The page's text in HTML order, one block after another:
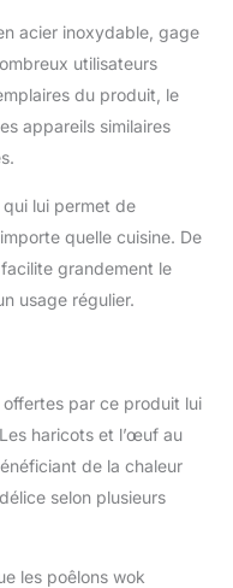
sur les poêles
de cuisson,
cuisson
: grill de table 5
pour 4 7910
à raclette, 4 mini
1
pièce à pizza,
raccordement,
: acier
cm, surface de
: 24 x 30 cm,
kg
acier inoxydable, gage
utilisateurs
du produit, le
appareils similaires
lui permet de
quelle cuisine. De
grandement le
usage régulier.
par ce produit lui
haricots et l’œuf au
de la chaleur
selon plusieurs
les poêlons wok